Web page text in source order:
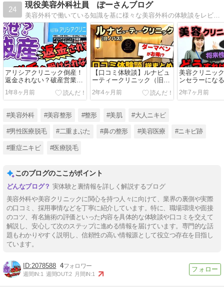
24
現役美容外科社員 ぽーさんブログ
美容外科で働いている知識を基に様々な美容外科の体験談をレビューしています♪美容外科好きや、これから美容外科に行こうと思っている人は『後悔しない』『失敗しない』『お得な情報』をGETできるのでチェックしてもらえると嬉しいです^ ^
アリシアクリニック倒産！
返金されない？破産営業停
止で契約・予約はキャンセ
ル
1年8ヶ月前
【口コミ体験談】ルナビュ
ーティークリニック（旧ノ
バス）まとめ
2年4ヶ月前
美容クリニッ
ンセラーにな
性は大丈夫？
2年7ヶ月前
#美容外科 #美容整形 #整形 #美肌 #大人ニキビ
#男性医療脱毛 #二重まぶた #鼻の整形 #美容医療 #ニキビ跡
#重症ニキビ #医療脱毛
このブログのここがポイント
実体験と裏情報を詳しく解説するブログ
美容外科や美容クリニックに関心を持つ人々に向けて、業界の裏側や実際
の口コミ、採用事情などを丁寧に紹介しています。特に、職場環境や面接
のコツ、有名施術の評価といった内容を具体的な体験談や口コミを交えて
解説し、安心して次のステップに進める情報を届けています。専門的な話
題もわかりやすく説明し、信頼性の高い情報源として役立つ存在を目指し
ています。
2078588 4
週間IN:1 週間OUT:2 月間IN:1